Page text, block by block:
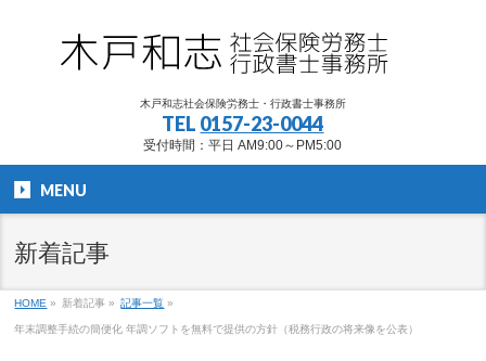
木戸和志社会保険労務士・行政書士事務所
TEL 0157-23-0044
受付時間：平日 AM9:00～PM5:00
MENU
新着記事
HOME » 新着記事 » 記事一覧 »
年末調整手続の簡便化 年調ソフトを無料で提供の方針（税務行政の将来像を公表）